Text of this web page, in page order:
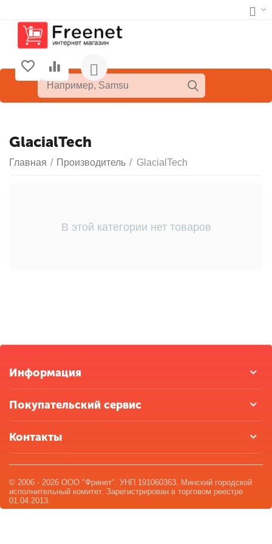
GlacialTech
Главная / Производитель / GlacialTech
В этой категории нет товаров
Информация
Покупательский сервис
Контакты
© 2006 - 2026 ООО "Фринет". УНП 191060363. Минский городской
исполнительный комитет. Зарегистрирован в торговом реестре
01.04.2013.